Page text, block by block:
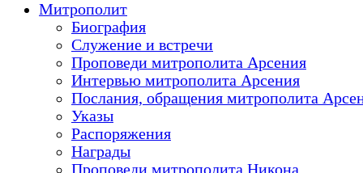
Митрополит
Биография
Служение и встречи
Проповеди митрополита Арсения
Интервью митрополита Арсения
Послания, обращения митрополита
Указы
Распоряжения
Награды
Проповеди митрополита Никона